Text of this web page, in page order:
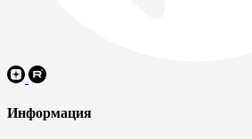
Информация